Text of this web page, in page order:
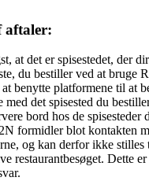
aftaler:
at det er spisestedet, der
du bestiller ved at bruge
benytte platformene til at
med det spisested du
bord hos de spisesteder
formidler blot kontakten
og kan derfor ikke stilles
restaurantbesøget. Dette er